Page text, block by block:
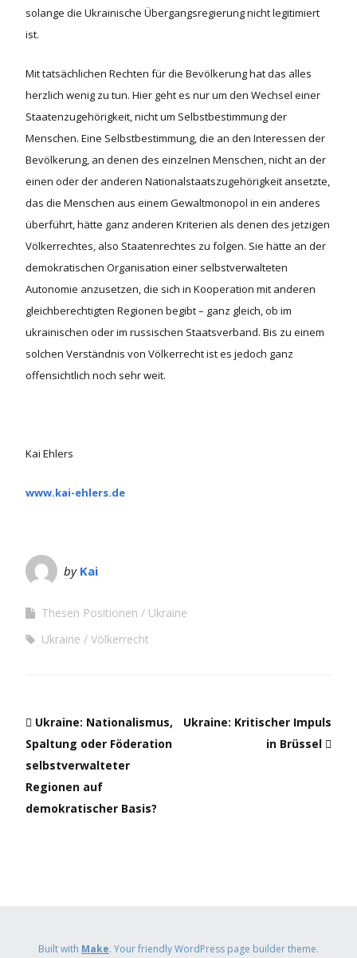
solange die Ukrainische Übergangsregierung nicht legitimiert
ist.
Mit tatsächlichen Rechten für die Bevölkerung hat das alles
herzlich wenig zu tun. Hier geht es nur um den Wechsel einer
Staatenzugehörigkeit, nicht um Selbstbestimmung der
Menschen. Eine Selbstbestimmung, die an den Interessen der
Bevölkerung, an denen des einzelnen Menschen, nicht an der
einen oder der anderen Nationalstaatszugehörigkeit ansetzte,
das die Menschen aus einem Gewaltmonopol in ein anderes
überführt, hätte ganz anderen Kriterien als denen des jetzigen
Völkerrechtes, also Staatenrechtes zu folgen. Sie hätte an der
demokratischen Organisation einer selbstverwalteten
Autonomie anzusetzen, die sich in Kooperation mit anderen
gleichberechtigten Regionen begibt – ganz gleich, ob im
ukrainischen oder im russischen Staatsverband. Bis zu einem
solchen Verständnis von Völkerrecht ist es jedoch ganz
offensichtlich noch sehr weit.
Kai Ehlers
www.kai-ehlers.de
by Kai
Thesen Positionen
Ukraine
Ukraine
Völkerrecht
Ukraine: Nationalismus,
Spaltung oder Föderation
selbstverwalteter
Regionen auf
demokratischer Basis?
Ukraine: Kritischer Impuls
in Brüssel
Built with Make. Your friendly WordPress page builder theme.